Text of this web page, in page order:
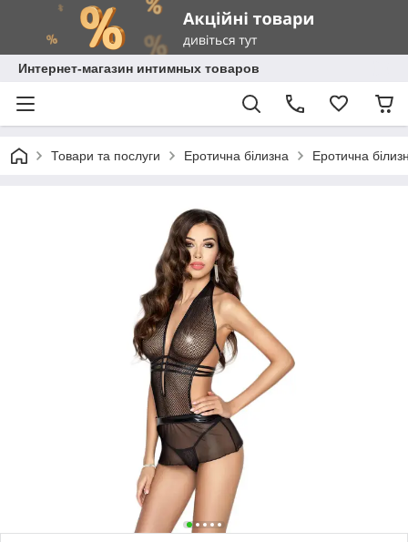
Интернет-магазин интимных товаров
Товари та послуги Еротична білизна Еротична